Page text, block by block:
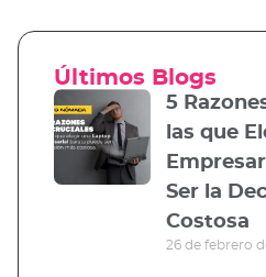
Últimos Blogs
5
las que
Ser la
Costosa
26 de febrero